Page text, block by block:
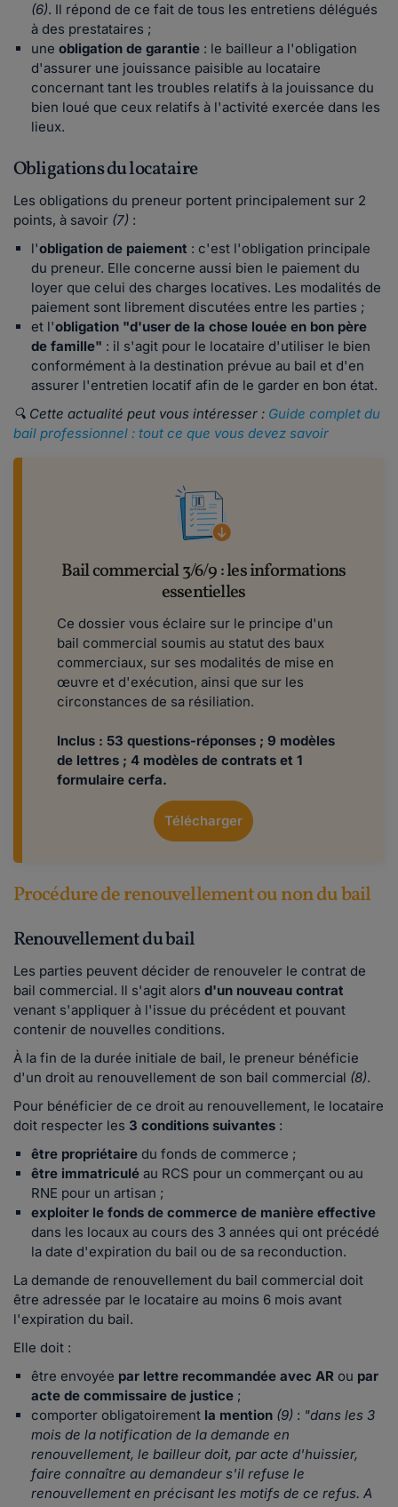
(6). Il répond de ce fait de tous les entretiens délégués
à des prestataires ;
une obligation de garantie : le bailleur a l'obligation
d'assurer une jouissance paisible au locataire
concernant tant les troubles relatifs à la jouissance du
bien loué que ceux relatifs à l'activité exercée dans les
lieux.
Obligations du locataire
Les obligations du preneur portent principalement sur 2
points, à savoir (7) :
l'obligation de paiement : c'est l'obligation principale
du preneur. Elle concerne aussi bien le paiement du
loyer que celui des charges locatives. Les modalités de
paiement sont librement discutées entre les parties ;
et l'obligation "d'user de la chose louée en bon père
de famille" : il s'agit pour le locataire d'utiliser le bien
conformément à la destination prévue au bail et d'en
assurer l'entretien locatif afin de le garder en bon état.
🔍 Cette actualité peut vous intéresser : Guide complet du
bail professionnel : tout ce que vous devez savoir
Bail commercial 3/6/9 : les informations
essentielles
Ce dossier vous éclaire sur le principe d'un
bail commercial soumis au statut des baux
commerciaux, sur ses modalités de mise en
œuvre et d'exécution, ainsi que sur les
circonstances de sa résiliation.
​​​Inclus : 53 questions-réponses ; 9 modèles
de lettres ; 4 modèles de contrats et 1
formulaire cerfa.
Télécharger
Procédure de renouvellement ou non du bail
Renouvellement du bail
Les parties peuvent décider de renouveler le contrat de
bail commercial. Il s'agit alors d'un nouveau contrat
venant s'appliquer à l'issue du précédent et pouvant
contenir de nouvelles conditions.
À la fin de la durée initiale de bail, le preneur bénéficie
d'un droit au renouvellement de son bail commercial (8).
Pour bénéficier de ce droit au renouvellement, le locataire
doit respecter les 3 conditions suivantes :
être propriétaire du fonds de commerce ;
être immatriculé au RCS pour un commerçant ou au
RNE pour un artisan ;
exploiter le fonds de commerce de manière effective
dans les locaux au cours des 3 années qui ont précédé
la date d'expiration du bail ou de sa reconduction.
La demande de renouvellement du bail commercial doit
être adressée par le locataire au moins 6 mois avant
l'expiration du bail.
Elle doit :
être envoyée par lettre recommandée avec AR ou par
acte de commissaire de justice ;
comporter obligatoirement la mention (9) : "dans les 3
mois de la notification de la demande en
renouvellement, le bailleur doit, par acte d'huissier,
faire connaître au demandeur s'il refuse le
renouvellement en précisant les motifs de ce refus. A